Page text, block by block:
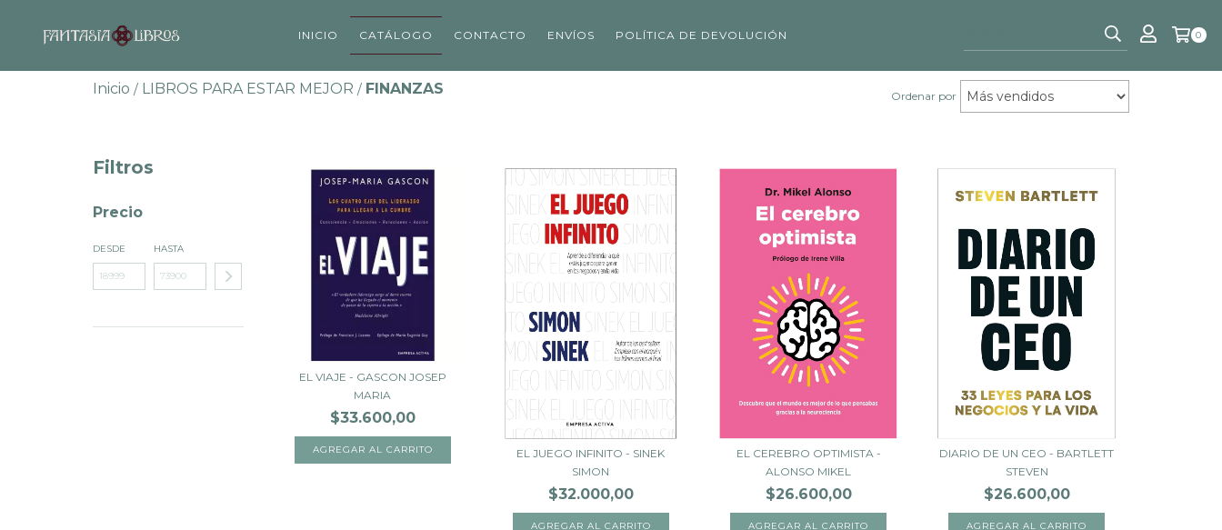
INICIO CATÁLOGO CONTACTO ENVÍOS POLÍTICA DE DEVOLUCIÓN 0
Inicio / LIBROS PARA ESTAR MEJOR / FINANZAS Ordenar por
Filtros
Precio
DESDE HASTA
EL VIAJE - GASCON JOSEP
MARIA
$33.600,00
EL JUEGO INFINITO - SINEK
SIMON
$32.000,00
EL CEREBRO OPTIMISTA -
ALONSO MIKEL
$26.600,00
DIARIO DE UN CEO - BARTLETT
STEVEN
$26.600,00